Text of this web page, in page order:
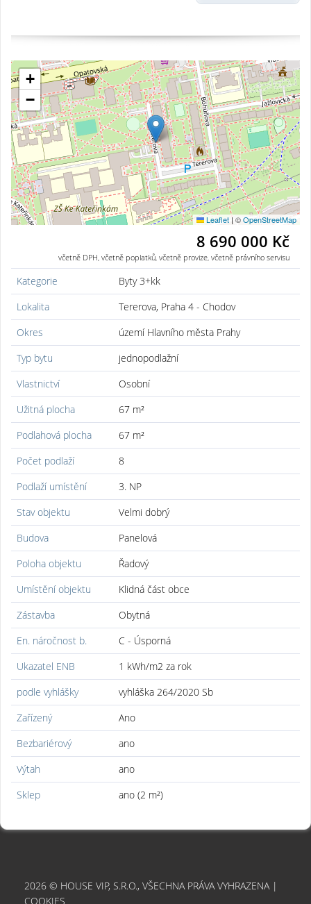
+
−
Leaflet| ©OpenStreetMap
8 690 000 Kč
včetně DPH, včetně poplatků, včetně provize, včetně právního servisu
Kategorie
Byty 3+kk
Lokalita
Tererova, Praha 4 - Chodov
Okres
území Hlavního města Prahy
Typ bytu
jednopodlažní
Vlastnictví
Osobní
Užitná plocha
67 m²
Podlahová plocha
67 m²
Počet podlaží
8
Podlaží umístění
3. NP
Stav objektu
Velmi dobrý
Budova
Panelová
Poloha objektu
Řadový
Umístění objektu
Klidná část obce
Zástavba
Obytná
En. náročnost b.
C - Úsporná
Ukazatel ENB
1 kWh/m2 za rok
podle vyhlášky
vyhláška 264/2020 Sb
Zařízený
Ano
Bezbariérový
ano
Výtah
ano
Sklep
ano (2 m²)
2026 © HOUSE VIP, S.R.O., VŠECHNA PRÁVA VYHRAZENA |
COOKIES